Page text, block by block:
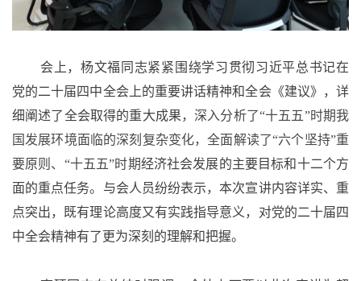
会上，杨文福同志紧紧围绕学习贯彻习近平总书记在
党的二十届四中全会上的重要讲话精神和全会《建议》，详
细阐述了全会取得的重大成果，深入分析了“十五五”时期我
国发展环境面临的深刻复杂变化，全面解读了“六个坚持”重
要原则 、 “十五五”时期经济社会发展的主要目标和十二个方
面的重点任务。与会人员纷纷表示，本次宣讲内容详实、重
点突出，既有理论高度又有实践指导意义，对党的二十届四
中全会精神有了更为深刻的理解和把握。